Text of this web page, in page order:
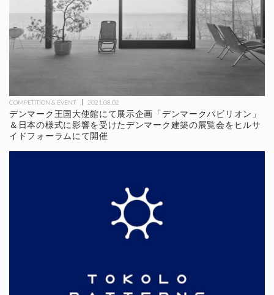
COMPETITION & EVENT 2021.08.02
デンマーク王国大使館にて展示企画「デンマークパビリオン」
＆日本の様式に影響を受けたデンマーク建築の展覧会をヒルサ
イドフォーラムにて開催